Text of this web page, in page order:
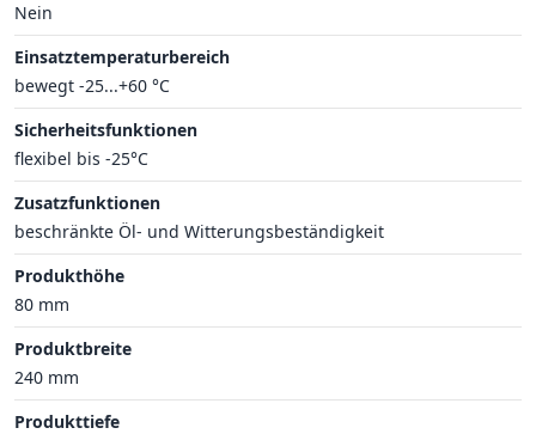
Nein
Einsatztemperaturbereich
bewegt -25...+60 °C
Sicherheitsfunktionen
flexibel bis -25°C
Zusatzfunktionen
beschränkte Öl- und Witterungsbeständigkeit
Produkthöhe
80 mm
Produktbreite
240 mm
Produkttiefe